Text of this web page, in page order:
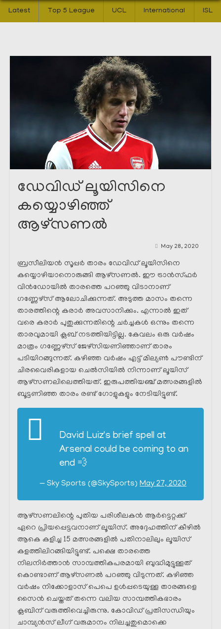
Latest Top 5 League UCL International ISL
ഡേവിഡ് ലൂയിസിനെ
കയ്യൊഴിഞ്ഞ്
ആഴ്‌സണൽ
May 28, 2020
ബ്രസീലിയൻ സൂപ്പർ താരം ഡേവിഡ് ലൂയിസിനെ
കയ്യൊഴിയാനൊരുങ്ങി ആഴ്‌സണൽ. ഈ ട്രാൻസ്ഫർ
വിൻഡോയിൽ താരത്തെ പറഞ്ഞു വിടാനാണ്
ഗണ്ണേഴ്‌സ്‌ ആലോചിക്കുന്നത്. അടുത്ത മാസം തന്നെ
താരത്തിന്റെ കരാർ അവസാനിക്കും. എന്നാൽ ഇത്
വരെ കരാർ പുതുക്കുന്നതിന്റെ ചർച്ചകൾ ഒന്നും തന്നെ
താരവുമായി ക്ലബ്‌ നടത്തിയിട്ടില്ല. കേവലം ഒരു വർഷം
മാത്രം ഗണ്ണേഴ്‌സ്‌ ജേഴ്സിയണിഞ്ഞാണ് താരം
പടിയിറങ്ങുന്നത്. കഴിഞ്ഞ വർഷം എട്ട് മില്യൺ പൗണ്ടിന്
ചിരവൈരികളായ ചെൽസിയിൽ നിന്നാണ് ലൂയിസ്
ആഴ്‌സണലിലെത്തിയത്. ഇരുപത്തിയഞ്ച് മത്സരങ്ങളിൽ
ബൂട്ടണിഞ്ഞ താരം രണ്ട് ഗോളുകളും നേടിയിട്ടുണ്ട്.
David Luiz's brief spell at
Arsenal could be coming to an
end 💨
— Sky Sports (@SkySports) May 27, 2020
ആഴ്‌സണലിന്റെ പുതിയ പരിശീലകൻ ആർട്ടെറ്റക്ക്
ഏറെ പ്രിയപ്പെട്ടവനാണ് ലൂയിസ്. അദ്ദേഹത്തിന് കീഴിൽ
ആകെ കളിച്ച 15 മത്സരങ്ങളിൽ പതിനാലിലും ലൂയിസ്
കളത്തിലിറങ്ങിയിട്ടുണ്ട്. പക്ഷെ താരത്തെ
നിലനിർത്താൻ സാമ്പത്തികപരമായി ബുദ്ധിമുട്ടുള്ളത്
കൊണ്ടാണ് ആഴ്‌സണൽ പറഞ്ഞു വിടുന്നത്. കഴിഞ്ഞ
വർഷം നിക്കോളാസ് പെപെ ഉൾപ്പടെയുള്ള താരങ്ങളെ
സൈൻ ചെയ്തത് തന്നെ വലിയ സാമ്പത്തികഭാരം
ക്ലബിന് വരുത്തിവെച്ചിരുന്നു. കോവിഡ് പ്രതിസന്ധിയും
ചാമ്പ്യൻസ് ലീഗ് വരുമാനം നിലച്ചതുമൊക്കെ